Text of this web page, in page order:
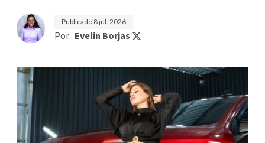
Publicado 8 jul. 2026
Por: Evelin Borjas